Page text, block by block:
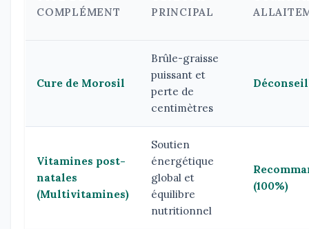
COMPLÉMENT
PRINCIPAL
Cure de Morosil
Brûle-graisse
puissant et
perte de
centimètres
Vitamines post-
natales
(Multivitamines)
Soutien
énergétique
global et
équilibre
nutritionnel
(100%)